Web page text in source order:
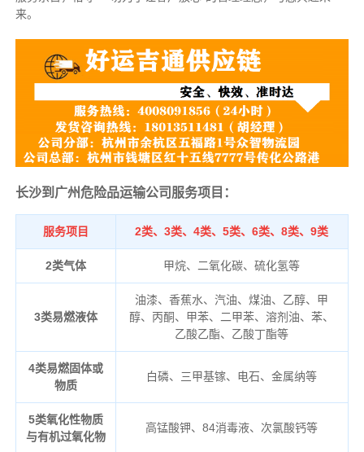
来。
长沙到广州危险品运输公司服务项目：
服务项目 2类、3类、4类、5类、6类、8类、9类
2类气体 甲烷、二氧化碳、硫化氢等
3类易燃液体
油漆、香蕉水、汽油、煤油、乙醇、甲
醇、丙酮、甲苯、二甲苯、溶剂油、苯、
乙酸乙酯、乙酸丁酯等
4类易燃固体或
物质
白磷、三甲基镓、电石、金属纳等
5类氧化性物质
与有机过氧化物
高锰酸钾、84消毒液、次氯酸钙等